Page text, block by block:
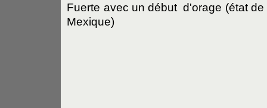
Fuerte avec un début d'orage (état
Mexique)